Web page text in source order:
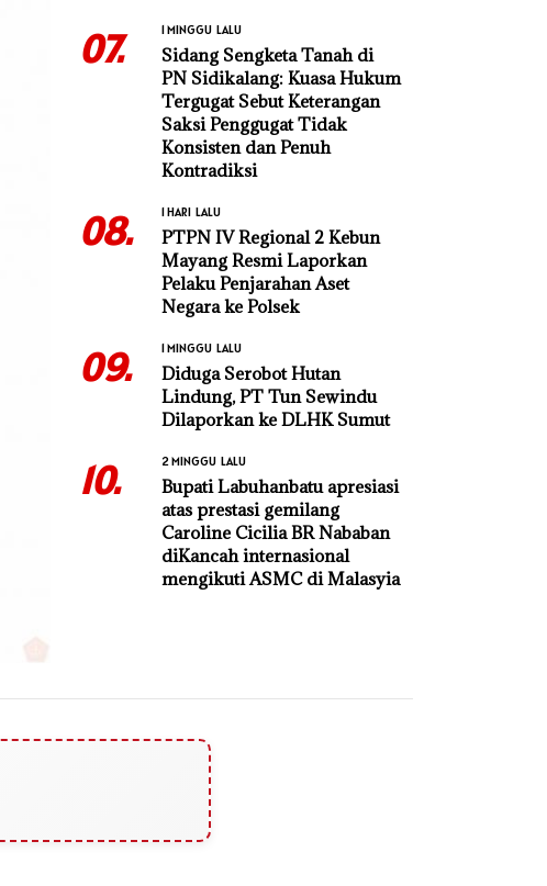
07. 1 MINGGU LALU
Sidang Sengketa Tanah di
PN Sidikalang: Kuasa Hukum
Tergugat Sebut Keterangan
Saksi Penggugat Tidak
Konsisten dan Penuh
Kontradiksi
08. 1 HARI LALU
PTPN IV Regional 2 Kebun
Mayang Resmi Laporkan
Pelaku Penjarahan Aset
Negara ke Polsek
09. 1 MINGGU LALU
Diduga Serobot Hutan
Lindung, PT Tun Sewindu
Dilaporkan ke DLHK Sumut
10. 2 MINGGU LALU
Bupati Labuhanbatu apresiasi
atas prestasi gemilang
Caroline Cicilia BR Nababan
diKancah internasional
mengikuti ASMC di Malasyia